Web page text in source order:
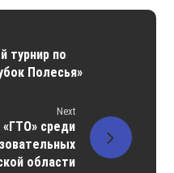
турнир по
Полесья»
Next
среди
области